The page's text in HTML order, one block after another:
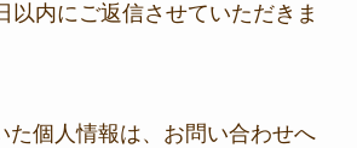
以内にご返信させていただきま
個人情報は、お問い合わせへ